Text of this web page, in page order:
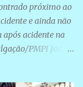
próximo ao
e ainda não
acidente na
PMPI João